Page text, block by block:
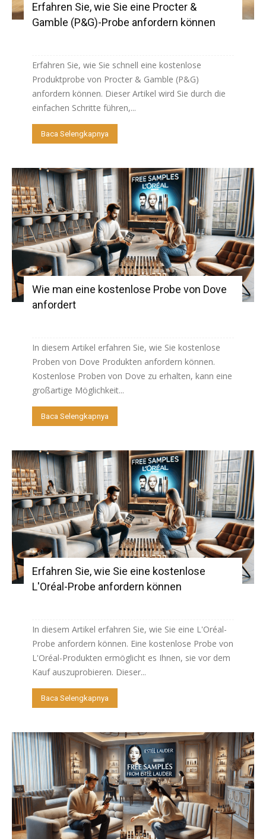
Erfahren Sie, wie Sie eine Procter &
Gamble (P&G)-Probe anfordern können
Erfahren Sie, wie Sie schnell eine kostenlose
Produktprobe von Procter & Gamble (P&G)
anfordern können. Dieser Artikel wird Sie durch die
einfachen Schritte führen,...
Baca Selengkapnya
Wie man eine kostenlose Probe von Dove
anfordert
In diesem Artikel erfahren Sie, wie Sie kostenlose
Proben von Dove Produkten anfordern können.
Kostenlose Proben von Dove zu erhalten, kann eine
großartige Möglichkeit...
Baca Selengkapnya
Erfahren Sie, wie Sie eine kostenlose
L'Oréal-Probe anfordern können
In diesem Artikel erfahren Sie, wie Sie eine L'Oréal-
Probe anfordern können. Eine kostenlose Probe von
L'Oréal-Produkten ermöglicht es Ihnen, sie vor dem
Kauf auszuprobieren. Dieser...
Baca Selengkapnya